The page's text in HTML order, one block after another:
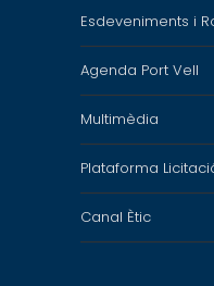
Esdeveniments i
Agenda Port Vell
Multimèdia
Plataforma
Canal Ètic